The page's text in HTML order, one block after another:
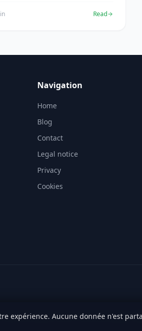
Read
Navigation
Home
Blog
Contact
Legal notice
Privacy
Cookies
·Assurance Maladie / Ameli·SPF Sante Publique·
expérience. Aucune donnée n'est